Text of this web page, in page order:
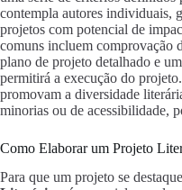
contempla autores individuais,
projetos com potencial de
comuns incluem comprovação
plano de projeto detalhado e
permitirá a execução do
promovam a diversidade
minorias ou de acessibilidade,
Como Elaborar um Projeto
Para que um projeto se